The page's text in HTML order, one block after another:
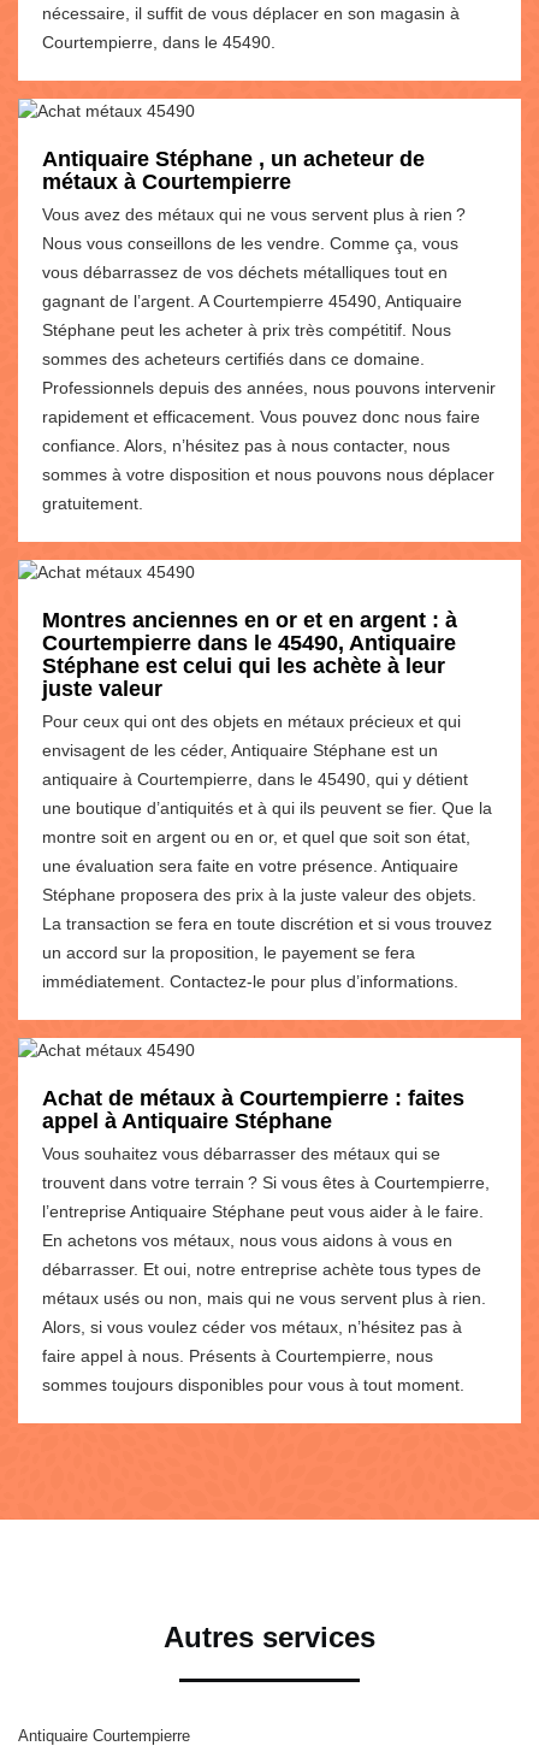
nécessaire, il suffit de vous déplacer en son magasin à
Courtempierre, dans le 45490.
Antiquaire Stéphane , un acheteur de
métaux à Courtempierre
Vous avez des métaux qui ne vous servent plus à rien ?
Nous vous conseillons de les vendre. Comme ça, vous
vous débarrassez de vos déchets métalliques tout en
gagnant de l’argent. A Courtempierre 45490, Antiquaire
Stéphane peut les acheter à prix très compétitif. Nous
sommes des acheteurs certifiés dans ce domaine.
Professionnels depuis des années, nous pouvons intervenir
rapidement et efficacement. Vous pouvez donc nous faire
confiance. Alors, n’hésitez pas à nous contacter, nous
sommes à votre disposition et nous pouvons nous déplacer
gratuitement.
Montres anciennes en or et en argent : à
Courtempierre dans le 45490, Antiquaire
Stéphane est celui qui les achète à leur
juste valeur
Pour ceux qui ont des objets en métaux précieux et qui
envisagent de les céder, Antiquaire Stéphane est un
antiquaire à Courtempierre, dans le 45490, qui y détient
une boutique d’antiquités et à qui ils peuvent se fier. Que la
montre soit en argent ou en or, et quel que soit son état,
une évaluation sera faite en votre présence. Antiquaire
Stéphane proposera des prix à la juste valeur des objets.
La transaction se fera en toute discrétion et si vous trouvez
un accord sur la proposition, le payement se fera
immédiatement. Contactez-le pour plus d’informations.
Achat de métaux à Courtempierre : faites
appel à Antiquaire Stéphane
Vous souhaitez vous débarrasser des métaux qui se
trouvent dans votre terrain ? Si vous êtes à Courtempierre,
l’entreprise Antiquaire Stéphane peut vous aider à le faire.
En achetons vos métaux, nous vous aidons à vous en
débarrasser. Et oui, notre entreprise achète tous types de
métaux usés ou non, mais qui ne vous servent plus à rien.
Alors, si vous voulez céder vos métaux, n’hésitez pas à
faire appel à nous. Présents à Courtempierre, nous
sommes toujours disponibles pour vous à tout moment.
Autres services
Antiquaire Courtempierre